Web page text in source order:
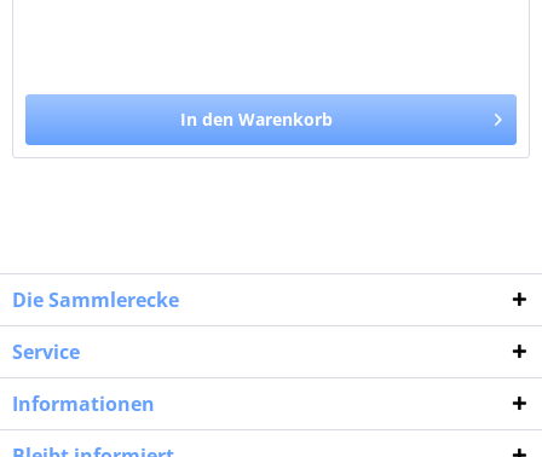
In den Warenkorb
Die Sammlerecke
Service
Informationen